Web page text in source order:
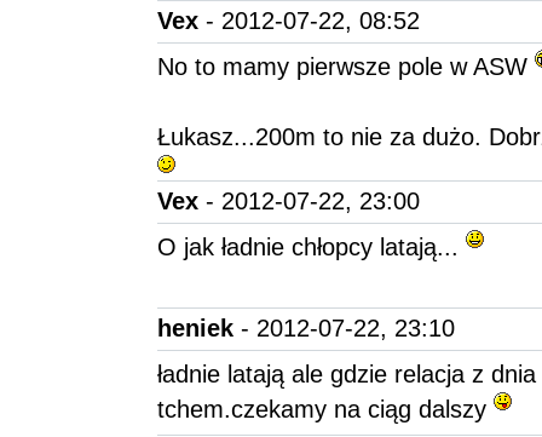
Vex - 2012-07-22, 08:52
No to mamy pierwsze pole w ASW
Łukasz...200m to nie za dużo.
Vex - 2012-07-22, 23:00
O jak ładnie chłopcy latają...
heniek - 2012-07-22, 23:10
ładnie latają ale gdzie relacja z
tchem.czekamy na ciąg dalszy